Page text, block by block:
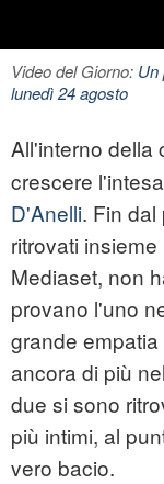
Video del Giorno: Un
lunedì 24 agosto
All'interno della
crescere
D'Anelli. Fin
ritrovati
Mediaset, non
provano l'uno
grande
ancora di più
due si sono
più intimi, al
vero bacio.